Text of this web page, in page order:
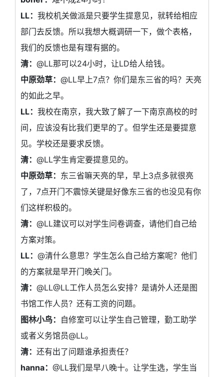
LL： 我校机关做派是只要学生提意见，就转给相应
部门去反馈。所以我想大概调研一下，做个表格，
我们的反馈也是有理有据的。
清： @LL那可以24小时，让LD给人给钱。
中原劲草： @LL早上7点？你们是东三省的吗？天亮
的如此之早。
LL： 我校在南京，我大致了解了一下南京高校的时
间，应该没有比我们更早的了。但学生还是要提意
见。学校还是要求反馈。
清： @LL学生肯定要提意见的。
中原劲草： 东三省嘛天亮的早，早上3点多就很亮
了，7点开门不震惊关键是好像东三省的也没见有你
们这样积极的。
清： @LL建议可以对学生问卷调查，请他们自己给
方案对策。
LL： @清什么意思？学生怎么自己给方案呢？他们
的方案就是早开门晚关门。
清： @LL@LL工作人员怎么安排？是请外人还是图
书馆工作人员？还有工资的问题。
图林小鸟： 自修室可以让学生自己管理，勤工助学
或者义务馆员@LL。
清： 还有出了问题谁承担责任？
hanna： @LL我们是早八晚十。让学生选，学生当